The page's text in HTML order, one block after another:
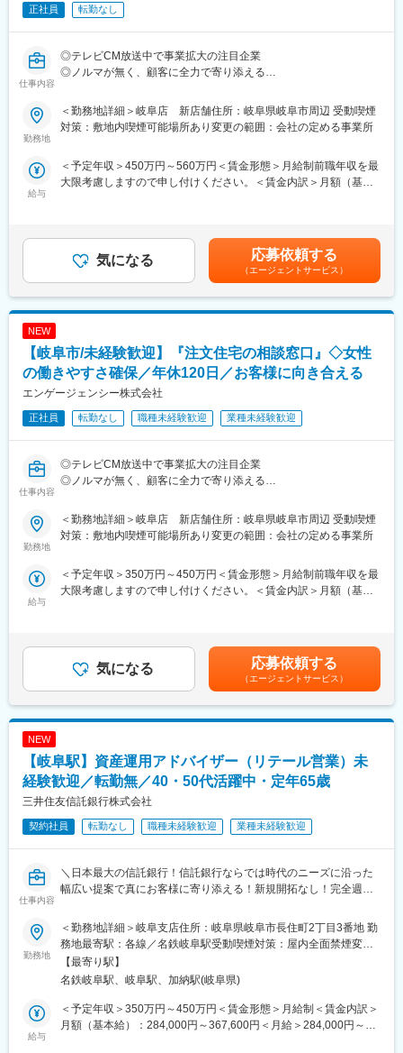
す。
変更の範囲：無
お子様の急な体調不良や学校行事などにも柔軟に対応していま
◇無理なく長く働ける
残業ほぼなし。時短勤務や週4勤務の相談も可能です。
◇人とのつながりを感じられる仕事
来店型のため、お客様と直接関わる機会もあり、「ありがとう」
事務職は定着率が高く、長く働いている方が多いのが特徴です。
・子育て中のスタッフも在籍
・お互いに助け合う風土
・日常的にコミュニケーションを取りながら業務を進めています
・時短勤務／週4勤務のご相談可能
・お子様都合のお休みにも柔軟に対応しています
当社では、子育て中の社員の方（お子様の年齢制限なし）も、
入社直後から時短勤務や短日数勤務を選択できる制度を整えてい
という考えのもと、無理なく働き続けられる環境づくりに取り組
んでいます。
時には退社しています。
平日の学校行事などについても、有給休暇を活用しながら調整可
変更の範囲：無
正社員 転勤なし
仕事内容
◎テレビCM放送中で事業拡大の注目企業
◎ノルマが無く、顧客に全力で寄り添える
ファイナンシャルプランニングを実施し、適正予算をお客様と一
■基本的な仕事の流れ
・別日で2次面談の予約を頂き、ファイナンシャルプランニングの
ご提案
・適正な予算と要望に合う住宅会社のご紹介と訪問日の調整
・お客様の住宅会社訪問後のアフターフォロー、サポート
・我が強い方ではなく、お客様を第一に考える
・思いやりがあり、お節介が好き
・チームで働くこと、目標を達成することが好き
■仕事の面白み
お客様の要望を整理して一緒に決めていくことやご予算はもちろ
関われ、お客様や住宅会社から直接感謝して頂けるお仕事です。
また、契約はもちろん、着工、竣工時にご連絡を頂くお客様もい
■プライベートと両立
平日は平均すると2日に1組程度、土・日は平均2～3組/日の対応で
無理のない接客数で残業時間は平均月に7時間ほどです。
水曜日定休に加えて他1日シフトを組んで休みを取って頂きますの
成約数を元に、頑張った方には報奨金として上乗せしておりま
す。
（別途詳細を記載）
■お客様の最高の選択を
きい業界です。
だからこそ、わたしたちのような中立の立場で、住宅の購入を通
じた自己実現に向けて、正しい知識とよりよい選択肢を提供する
ことは、お客様と住宅会社双方にとって大きな価値のあるサービ
スなのです。
変更の範囲：会社の定める業務
勤務地
＜勤務地詳細＞岐阜店 新店舗住所：岐阜県岐阜市周辺 受動喫煙
対策：敷地内喫煙可能場所あり変更の範囲：会社の定める事業所
給与
＜予定年収＞450万円～560万円＜賃金形態＞月給制前職年収を最
大限考慮しますので申し付けください。＜賃金内訳＞月額（基本
む）＜昇給有無＞有＜残業手当＞有＜給与補足＞※ノルマなし 頑
張った方に報奨金が上乗せ（2025年実績：全アドバイザー平均45
万円/年、最大98.7万円/年）※前職年収を最大限考慮しますので申
し付けください。■年収例・500万円：入社5年店長／子供1人・
540万円：入社7年店長／子供2人賃金はあくまでも目安の金額で
手当を含めた表記です。
気になる 応募依頼する
（エージェントサービス）
NEW
【岐阜市/未経験歓迎】『注文住宅の相談窓口』◇女性
の働きやすさ確保／年休120日／お客様に向き合える
エンゲージェンシー株式会社
正社員 転勤なし 職種未経験歓迎 業種未経験歓迎
仕事内容
◎テレビCM放送中で事業拡大の注目企業
◎ノルマが無く、顧客に全力で寄り添える
家を建てたいお客様の相談にのって、条件をお伺いした上で中立
■職務詳細
してご紹介
・ご紹介後も伴走
・必要があれば住宅ローン関連の情報提供や火災保険等のご案内
もします。
※未経験からスタートの社員も多数いるのでご安心をください。
■仕事の面白み
お客様の要望を整理していくことはもちろん、ファイナンシャル
プランニングを通してお客様将来のお金（住宅ローンや教育資
金、保険など）から、適正予算を一緒に決めていきます。
■プライベートと両立
無理のない接客数で残業時間は平均月に7～10時間ほどです！
・面倒見がよくておせっかいな方
・お客様や住宅会社から直接感謝されることに喜びを感じられる
方
・自信をもって、自社のサービスを提案したい方
■評価制度
業績のための仕事ではなく、お客様の住まいと将来を考えること
勤務地
＜勤務地詳細＞岐阜店 新店舗住所：岐阜県岐阜市周辺 受動喫煙
対策：敷地内喫煙可能場所あり変更の範囲：会社の定める事業所
給与
＜予定年収＞350万円～450万円＜賃金形態＞月給制前職年収を最
大限考慮しますので申し付けください。＜賃金内訳＞月額（基本
む）＜昇給有無＞有＜残業手当＞有＜給与補足＞※ノルマなし 頑
張った方に報奨金が上乗せ（2025年実績：全アドバイザー平均45
万円/年、最大98.7万円/年）【年収例】・400万円：入社2年一
般・445万円：入社3年主任／子供1人・540万円：入社7年主任／
店長／子供2人(月給27.5万＋役職/資格/子ども手当＋賞与）賃金は
ります。月給(月額)は固定手当を含めた表記です。
気になる 応募依頼する
（エージェントサービス）
NEW
【岐阜駅】資産運用アドバイザー（リテール営業）未
経験歓迎／転勤無／40・50代活躍中・定年65歳
三井住友信託銀行株式会社
契約社員 転勤なし 職種未経験歓迎 業種未経験歓迎
仕事内容
＼日本最大の信託銀行！信託銀行ならでは時代のニーズに沿った
幅広い提案で真にお客様に寄り添える！新規開拓なし！完全週休
●無期雇用への転換率は殆ど100％・長期的に働ける環境
●長期間ブランクがある方も歓迎！子育て中の方も多数在籍
●全支店での本ポジション平均年収は約450万～500万円程度
■業務内容：
既存のお客様(主に60歳以上)のご自宅や勤務先を訪問し、マネー
プランやライフプランに合った資産運用のアドバイスを行いま
勤務地
＜勤務地詳細＞岐阜支店住所：岐阜県岐阜市長住町2丁目3番地 勤
務地最寄駅：各線／名鉄岐阜駅受動喫煙対策：屋内全面禁煙変更
の範囲：無
【最寄り駅】
名鉄岐阜駅、岐阜駅、加納駅(岐阜県)
給与
＜予定年収＞350万円～450万円＜賃金形態＞月給制＜賃金内訳＞
月額（基本給）：284,000円～367,600円＜月給＞284,000円～